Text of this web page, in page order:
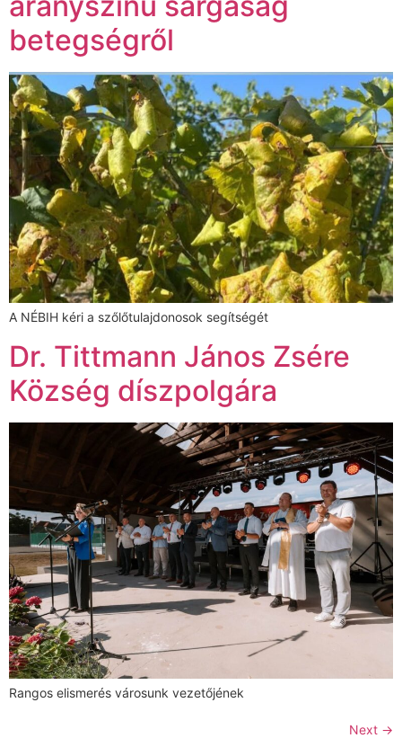
betegségről
A NÉBIH kéri a szőlőtulajdonosok segítségét
Dr. Tittmann János Zsére
Község díszpolgára
Rangos elismerés városunk vezetőjének
Next →